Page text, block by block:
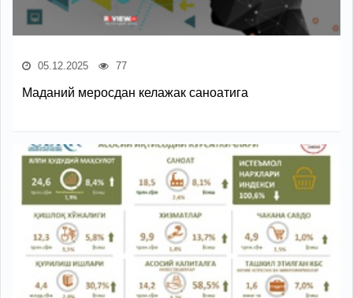
05.12.2025 77
Маданий меросдан келажак саноатига